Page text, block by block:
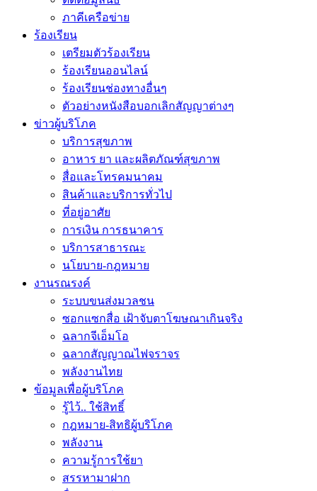
ภาคีเครือข่าย
ร้องเรียน
เตรียมตัวร้องเรียน
ร้องเรียนออนไลน์
ร้องเรียนช่องทางอื่นๆ
ตัวอย่างหนังสือบอกเลิกสัญญาต่างๆ
ข่าวผู้บริโภค
บริการสุขภาพ
อาหาร ยา และผลิตภัณฑ์สุขภาพ
สื่อและโทรคมนาคม
สินค้าและบริการทั่วไป
ที่อยู่อาศัย
การเงิน การธนาคาร
บริการสาธารณะ
นโยบาย-กฎหมาย
งานรณรงค์
ระบบขนส่งมวลชน
ซอกแซกสื่อ เฝ้าจับตาโฆษณาเกินจริง
ฉลากจีเอ็มโอ
ฉลากสัญญาณไฟจราจร
พลังงานไทย
ข้อมูลเพื่อผู้บริโภค
รู้ไว้.. ใช้สิทธิ์
กฎหมาย-สิทธิผู้บริโภค
พลังงาน
ความรู้การใช้ยา
สรรหามาฝาก